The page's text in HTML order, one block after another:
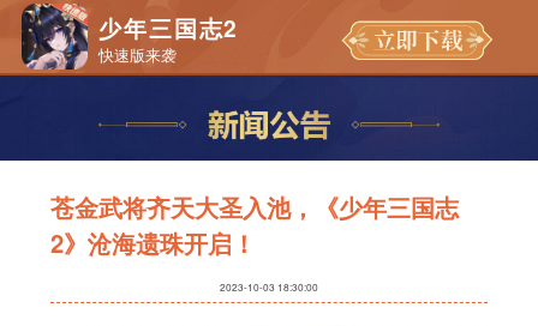
少年三国志2
快速版来袭
苍金武将齐天大圣入池，《少年三国志
2》沧海遗珠开启！
2023-10-03 18:30:00